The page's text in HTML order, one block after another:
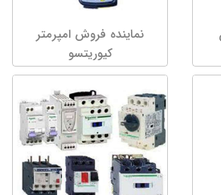
نماینده فروش امپرمتر
کیوریتسو